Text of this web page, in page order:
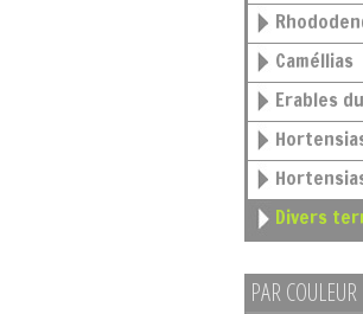
Caméllias
Erables
Divers
PAR